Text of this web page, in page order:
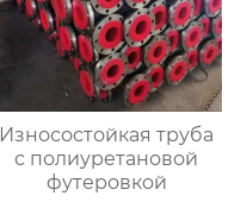
Износостойкая труба
с полиуретановой
футеровкой